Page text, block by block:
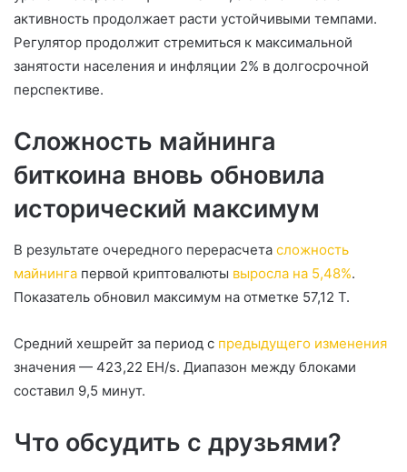
активность продолжает расти устойчивыми темпами.
Регулятор продолжит стремиться к максимальной
занятости населения и инфляции 2% в долгосрочной
перспективе.
Сложность майнинга
биткоина вновь обновила
исторический максимум
В результате очередного перерасчета сложность
майнинга первой криптовалюты выросла на 5,48%.
Показатель обновил максимум на отметке 57,12 T.
Средний хешрейт за период с предыдущего изменения
значения — 423,22 EH/s. Диапазон между блоками
составил 9,5 минут.
Что обсудить с друзьями?